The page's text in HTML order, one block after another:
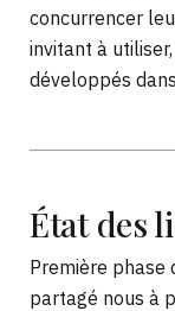
concurrencer
invitant à
développés
Étatdes
Première phase
partagé nous à